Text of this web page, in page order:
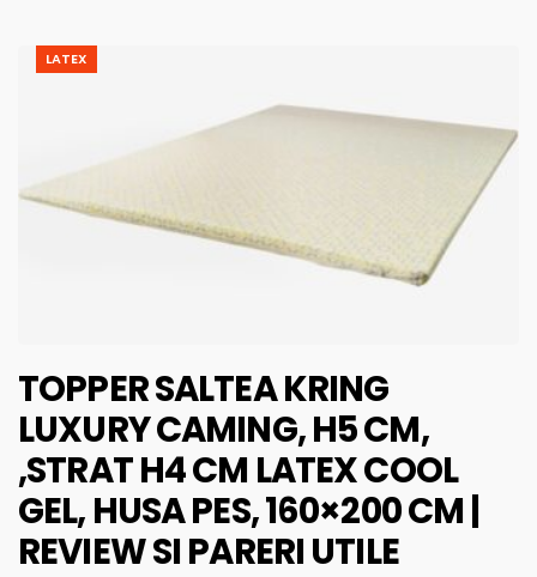
LATEX
TOPPER SALTEA KRING
LUXURY CAMING, H5 CM,
,STRAT H4 CM LATEX COOL
GEL, HUSA PES, 160×200 CM |
REVIEW SI PARERI UTILE